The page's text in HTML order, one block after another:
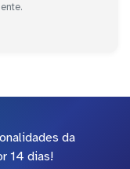
da
14 dias!